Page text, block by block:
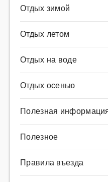
Отдых зимой
Отдых летом
Отдых на воде
Отдых осенью
Полезная
Полезное
Правила въезда